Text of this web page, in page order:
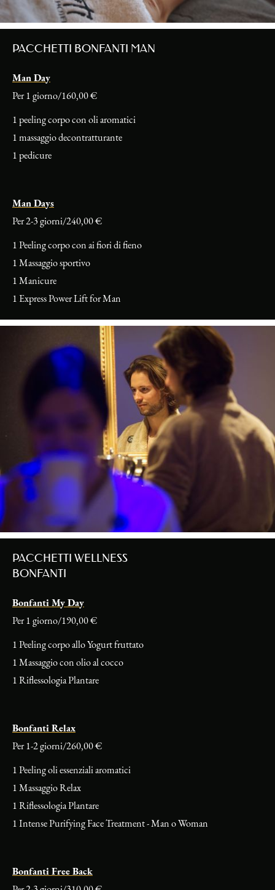
PACCHETTI BONFANTI MAN
Man Day
Per 1 giorno/160,00 €
1 peeling corpo con oli aromatici
1 massaggio decontratturante
1 pedicure
Man Days
Per 2-3 giorni/240,00 €
1 Peeling corpo con ai fiori di fieno
1 Massaggio sportivo
1 Manicure
1 Express Power Lift for Man
PACCHETTI WELLNESS
BONFANTI
Bonfanti My Day
Per 1 giorno/190,00 €
1 Peeling corpo allo Yogurt fruttato
1 Massaggio con olio al cocco
1 Riflessologia Plantare
Bonfanti Relax
Per 1-2 giorni/260,00 €
1 Peeling oli essenziali aromatici
1 Massaggio Relax
1 Riflessologia Plantare
1 Intense Purifying Face Treatment - Man o Woman
Bonfanti Free Back